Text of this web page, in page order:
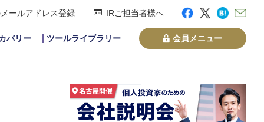
ールアドレス登録 IRご担当者様へ
バリー ツールライブラリー 会員メニュー